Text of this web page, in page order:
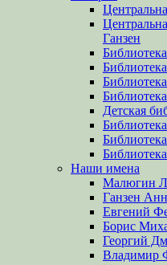
Ганзен
Детская
Наши имена
Малюгин
Ганзен
Евгений
Борис
Георгий
Владимир